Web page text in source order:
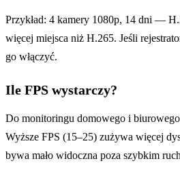
Przykład: 4 kamery 1080p, 14 dni —
więcej miejsca niż H.265. Jeśli
go włączyć.
Ile FPS wystarczy?
Do monitoringu domowego i
Wyższe FPS (15–25) zużywa więcej
bywa mało widoczna poza szybkim